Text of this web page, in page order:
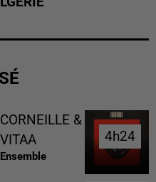
CORNEILLE &
VITAA
Ensemble
4h24
4h24